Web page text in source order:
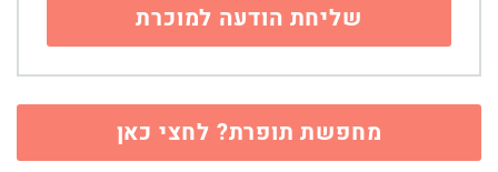
מחפשת תופרת? לחצי כאן